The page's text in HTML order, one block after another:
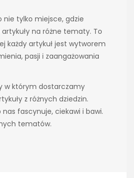
nie tylko miejsce, gdzie
artykuły na różne tematy. To
każdy artykuł jest wytworem
pasji i zaangażowania
w którym dostarczamy
z różnych dziedzin.
fascynuje, ciekawi i bawi.
tematów.